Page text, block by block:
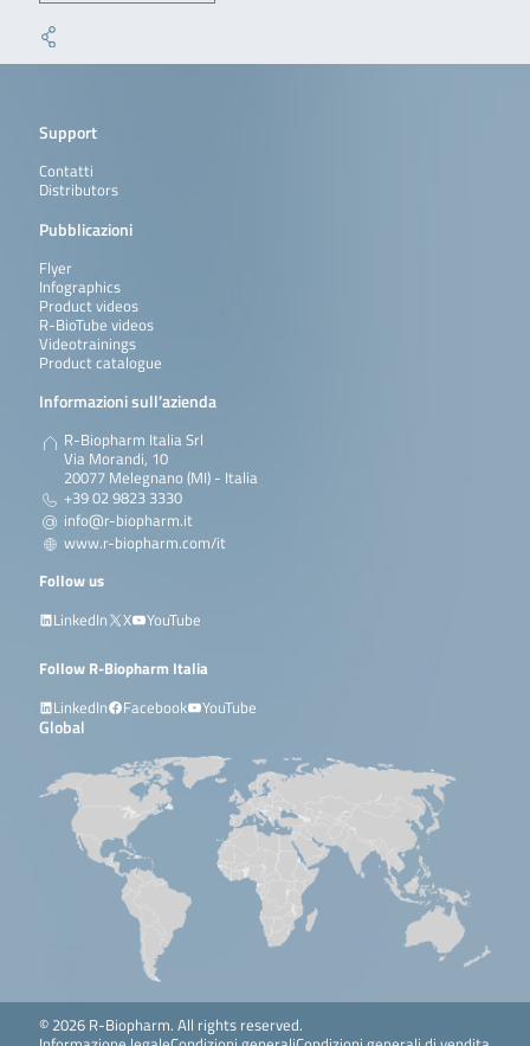
Support
Contatti
Distributors
Pubblicazioni
Flyer
Infographics
Product videos
R-BioTube videos
Videotrainings
Product catalogue
Informazioni sull’azienda
R-Biopharm Italia Srl
Via Morandi, 10
20077 Melegnano (MI) - Italia
+39 02 9823 3330
info@r-biopharm.it
www.r-biopharm.com/it
Follow us
LinkedIn
X YouTube
Follow R-Biopharm Italia
LinkedIn
Facebook YouTube
Global
© 2026 R-Biopharm. All rights reserved.